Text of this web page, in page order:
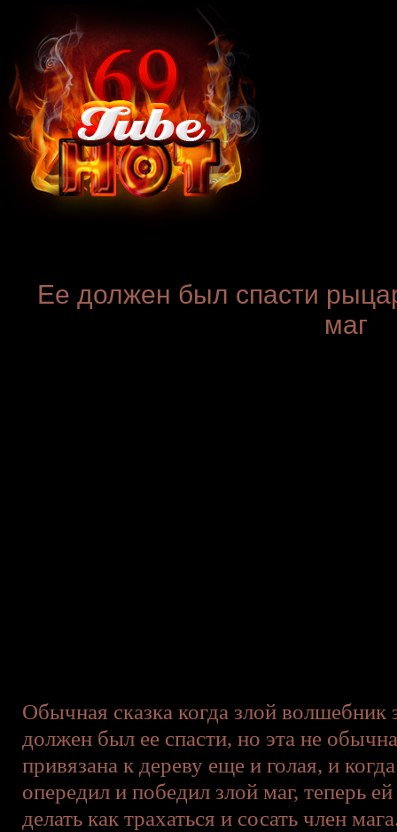
Ее должен был спасти
маг
Обычная сказка когда злой волшебник
должен был ее спасти, но эта не
привязана к дереву еще и голая, и
опередил и победил злой маг, теперь
делать как трахаться и сосать член